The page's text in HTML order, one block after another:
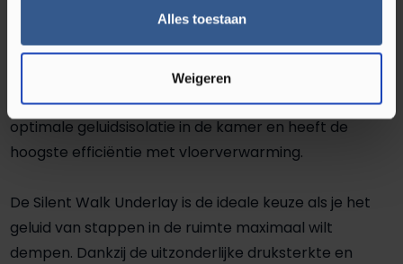
Alles toestaan
Weigeren
Omschrijving Quick-step Silent Walk
Ondervloer
De beste ondervloer voor ruimtes waar veel wordt
gelopen, zoals je woonkamer en hal. Hij biedt een
optimale geluidsisolatie in de kamer en heeft de
hoogste efficiëntie met vloerverwarming.
De Silent Walk Underlay is de ideale keuze als je het
geluid van stappen in de ruimte maximaal wilt
dempen. Dankzij de uitzonderlijke druksterkte en